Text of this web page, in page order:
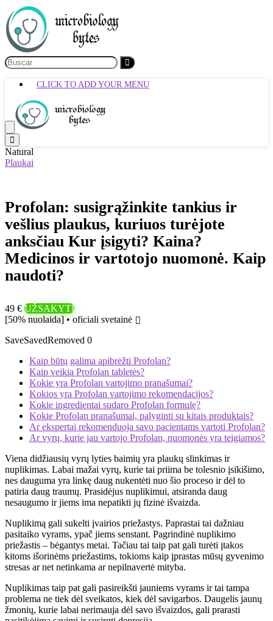
CLICK TO ADD YOUR MENU
Natural
Plaukai
Profolan: susigrąžinkite tankius ir
vešlius plaukus, kuriuos turėjote
anksčiau Kur įsigyti? Kaina?
Medicinos ir vartotojo nuomonė. Kaip
naudoti?
49 € UŽSAKYTI
[50% nuolaida] • oficiali svetainė
SaveSavedRemoved 0
Kaip būtų galima apibrėžti Profolan?
Kaip veikia Profolan tabletės?
Kokie yra Profolan vartojimo pranašumai?
Kokios yra Profolan vartojimo rekomendacijos?
Kokie ingredientai sudaro Profolan formulę?
Kokie Profolan pranašumai, palyginti su kitais produktais?
Ar ekspertai rekomenduoja savo pacientams vartoti Profolan?
Ar vyrų, kurie jau vartojo Profolan, nuomonės yra teigiamos?
Viena didžiausių vyrų lyties baimių yra plaukų slinkimas ir
nuplikimas. Labai mažai vyrų, kurie tai priima be tolesnio įsikišimo,
nes dauguma yra linkę daug nukentėti nuo šio proceso ir dėl to
patiria daug traumų. Prasidėjus nuplikimui, atsiranda daug
nesaugumo ir jiems ima nepatikti jų fizinė išvaizda.
Nuplikimą gali sukelti įvairios priežastys. Paprastai tai dažniau
pasitaiko vyrams, ypač jiems senstant. Pagrindinė nuplikimo
priežastis – bėgantys metai. Tačiau tai taip pat gali turėti įtakos
kitoms išorinėms priežastims, tokioms kaip įprastas mūsų gyvenimo
stresas ar net netinkama ar nepilnavertė mityba.
Nuplikimas taip pat gali pasireikšti jauniems vyrams ir tai tampa
problema ne tiek dėl sveikatos, kiek dėl savigarbos. Daugelis jaunų
žmonių, kurie labai nerimauja dėl savo išvaizdos, gali prarasti